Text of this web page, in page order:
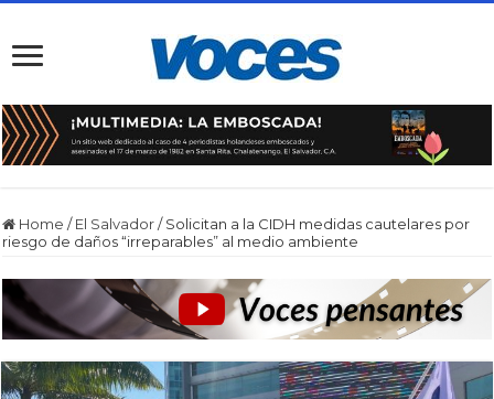
Home / El Salvador / Solicitan a la CIDH medidas cautelares por
riesgo de daños “irreparables” al medio ambiente